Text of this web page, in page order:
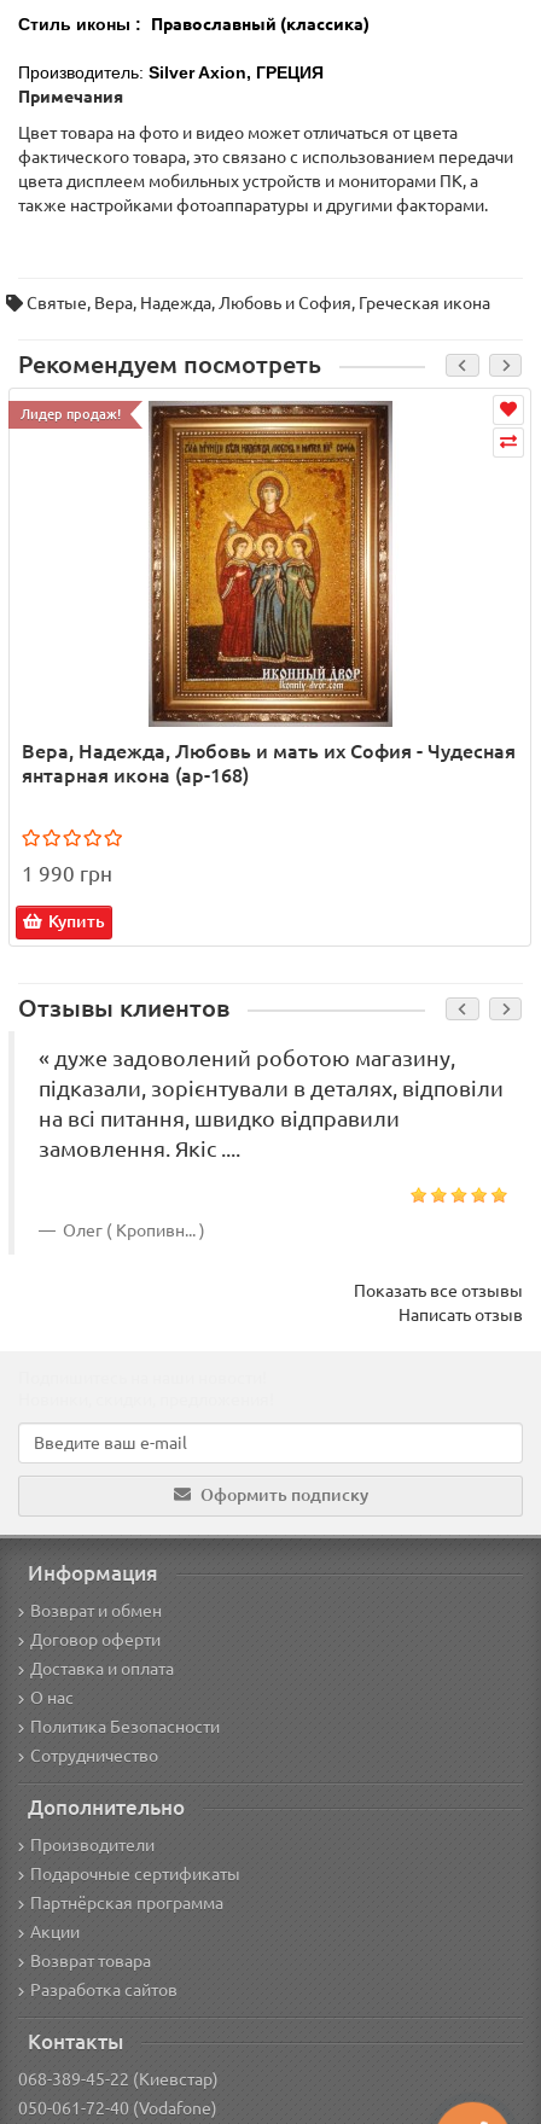
Стиль иконы : Православный (классика)
Производитель: Silver Axion, ГРЕЦИЯ
Примечания
Цвет товара на фото и видео может отличаться от цвета
фактического товара, это связано с использованием передачи
цвета дисплеем мобильных устройств и мониторами ПК, а
также настройками фотоаппаратуры и другими факторами.
Святые, Вера, Надежда,Любовь и София, Греческая икона
Рекомендуем посмотреть
Лидер продаж!
Вера, Надежда, Любовь и мать их София - Чудесная
янтарная икона (ар-168)
1 990 грн
Купить
Отзывы клиентов
« дуже задоволений роботою магазину,
підказали, зорієнтували в деталях, відповіли
на всі питання, швидко відправили
замовлення. Якіс ....
Олег ( Кропивн... )
Показать все отзывы
Написать отзыв
Оформить подписку
Информация
Возврат и обмен
Договор оферти
Доставка и оплата
О нас
Политика Безопасности
Сотрудничество
Дополнительно
Производители
Подарочные сертификаты
Партнёрская программа
Акции
Возврат товара
Разработка сайтов
Контакты
068-389-45-22 (Киевстар)
050-061-72-40 (Vodafone)